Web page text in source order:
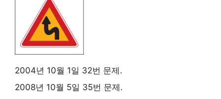
2004년 10월 1일 32번 문제.
2008년 10월 5일 35번 문제.